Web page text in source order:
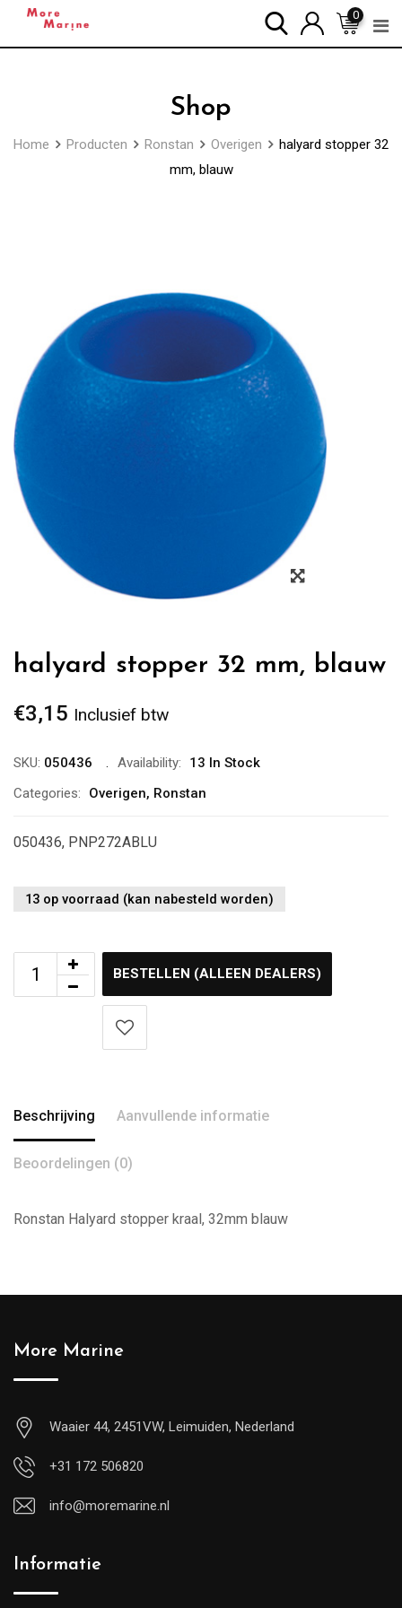
0
Shop
Home Producten Ronstan Overigen
halyard stopper 32
mm, blauw
Zoom
halyard stopper 32 mm, blauw
€3,15 Inclusief btw
SKU: 050436 Availability:
13 In Stock
Categories:
Overigen, Ronstan
050436, PNP272ABLU
13 op voorraad (kan nabesteld worden)
BESTELLEN (ALLEEN DEALERS)
Beschrijving Aanvullende informatie
Beoordelingen (0)
Ronstan Halyard stopper kraal, 32mm blauw
More Marine
Waaier 44, 2451VW, Leimuiden, Nederland
+31 172 506820
info@moremarine.nl
Informatie